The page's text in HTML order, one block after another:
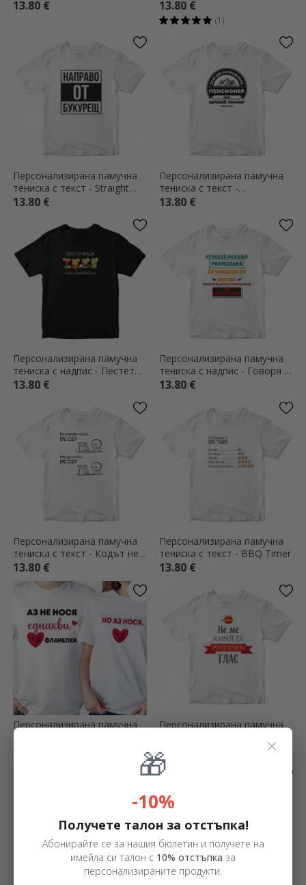
13.80 € 13.80 €
(1)
Персонализирана памучна
тениска с текст - Straight
outta
13.80 €
Персонализирана памучна
тениска с текст -
Пенсиониран
13.80 €
Персонализирана памучна
тениска с надпис - Пестете
вода, пийте коктейли
13.80 €
Персонализирана памучна
тениска с надпис - Говоря с
всеки
13.80 €
Персонализирана памучна
тениска с текст - Кодът не
работи
13.80 €
Персонализирана памучна
тениска с текст - BBQ Timer
13.80 €
Персонализирана памучна
тениска с текст -
Персонализирана памучна
учителския си глас
13.80 € ×
🎁
-10%
Получете талон за отстъпка!
Абонирайте се за нашия бюлетин и получете на
имейла си талон с 10% отстъпка за
персонализираните продукти.